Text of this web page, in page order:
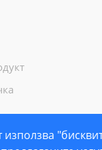
използва